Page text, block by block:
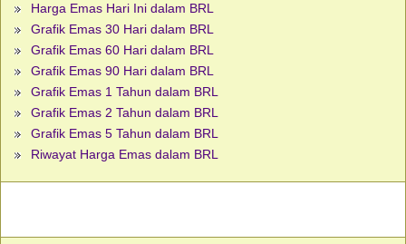
Harga Emas Hari Ini dalam BRL
Grafik Emas 30 Hari dalam BRL
Grafik Emas 60 Hari dalam BRL
Grafik Emas 90 Hari dalam BRL
Grafik Emas 1 Tahun dalam BRL
Grafik Emas 2 Tahun dalam BRL
Grafik Emas 5 Tahun dalam BRL
Riwayat Harga Emas dalam BRL